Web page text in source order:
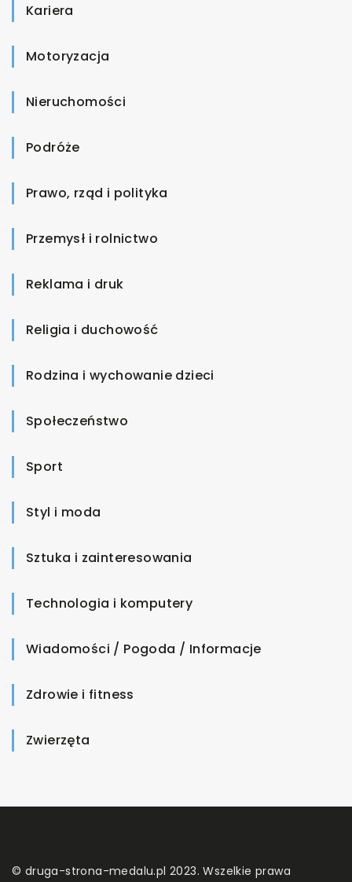
Kariera
Motoryzacja
Nieruchomości
Podróże
Prawo, rząd i polityka
Przemysł i rolnictwo
Reklama i druk
Religia i duchowość
Rodzina i wychowanie dzieci
Społeczeństwo
Sport
Styl i moda
Sztuka i zainteresowania
Technologia i komputery
Wiadomości / Pogoda / Informacje
Zdrowie i fitness
Zwierzęta
© druga-strona-medalu.pl 2023. Wszelkie prawa